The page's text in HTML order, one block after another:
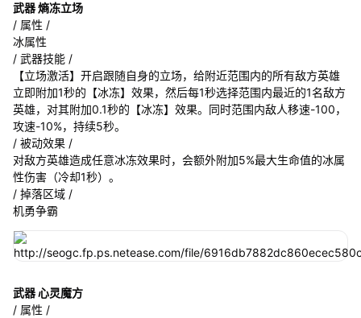
武器 熵冻立场
/ 属性 /
冰属性
/ 武器技能 /
【立场激活】开启跟随自身的立场，给附近范围内的所有敌方英雄
立即附加1秒的【冰冻】效果，然后每1秒选择范围内最近的1名敌方
英雄，对其附加0.1秒的【冰冻】效果。同时范围内敌人移速-100，
攻速-10%，持续5秒。
/ 被动效果 /
对敌方英雄造成任意冰冻效果时，会额外附加5%最大生命值的冰属
性伤害（冷却1秒）。
/ 掉落区域 /
机勇争霸
武器 心灵魔方
/ 属性 /